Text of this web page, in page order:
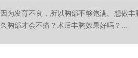
因为发育不良，所以胸部不够饱满。想做
久胸部才会不痛？术后丰胸效果好吗？...